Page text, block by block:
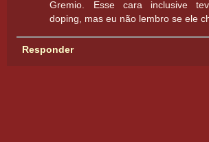
Gremio. Esse cara inclusive
doping, mas eu não lembro se ele
Responder